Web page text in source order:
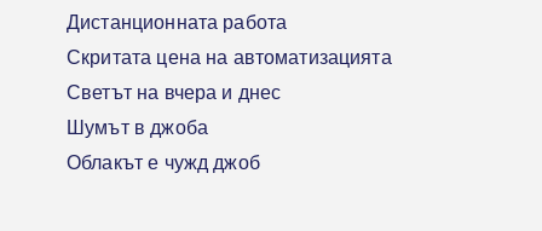
Дистанционната работа
Скритата цена на автоматизацията
Светът на вчера и днес
Шумът в джоба
Облакът е чужд джоб